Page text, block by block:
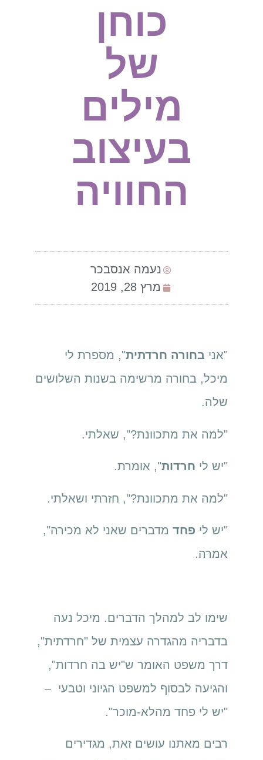
כוחן
של
מילים
בעיצוב
החוויה
נעמה אנסבכר
מרץ 28, 2019
"אני בחורה חרדתית", מספרת לי
מיכל, בחורה מרשימה בשנות השלושים
שלה.
"למה את מתכוונת?", שאלתי.
"יש לי חרדות", אומרת.
"למה את מתכוונת?", חזרתי ושאלתי.
"יש לי פחד מדברים שאני לא מכירה",
אמרה.
שימו לב למהלך הדברים. מיכל נעה
בדבריה מהגדרה עצמית של "חרדתית",
דרך משפט האומר ש"יש בה חרדות",
והגיעה לבסוף למשפט הגיוני וטבעי –
"יש לי פחד מהלא-מוכר".
רבים מאתנו עושים זאת, מגדירים